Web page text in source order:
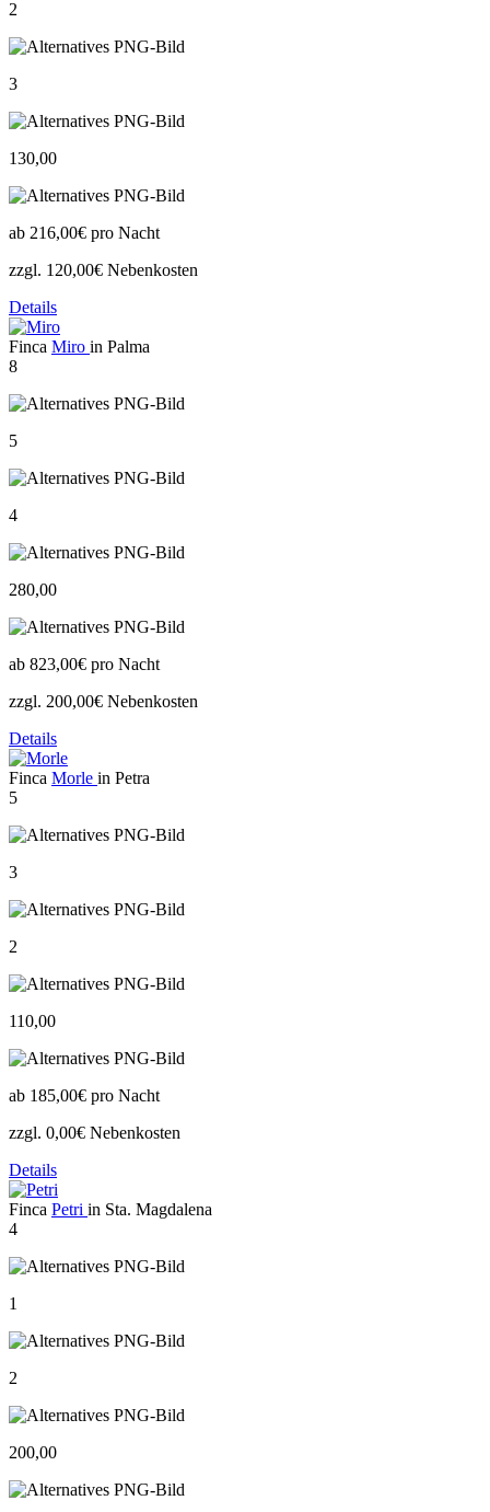
2
3
130,00
ab 216,00€ pro Nacht
zzgl. 120,00€ Nebenkosten
Details
Finca Miro in Palma
8
5
4
280,00
ab 823,00€ pro Nacht
zzgl. 200,00€ Nebenkosten
Details
Finca Morle in Petra
5
3
2
110,00
ab 185,00€ pro Nacht
zzgl. 0,00€ Nebenkosten
Details
Finca Petri in Sta. Magdalena
4
1
2
200,00